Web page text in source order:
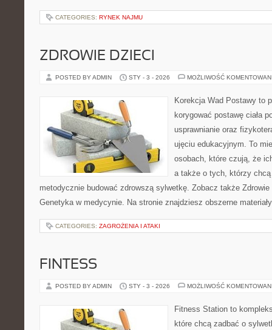
CATEGORIES: RYNEK NAJMU
ZDROWIE DZIECI
POSTED BY ADMIN STY - 3 - 2026 MOŻLIWOŚĆ
Korekcja Wad Postawy to
korygować postawę ciała
usprawnianie oraz
ujęciu edukacyjnym. To
osobach, które czują, że
a także o tych, którzy
metodycznie budować zdrowszą sylwetkę. Zobacz także
Genetyka w medycynie. Na stronie znajdziesz obszerne
CATEGORIES: ZAGROŻENIA I ATAKI
FINTESS
POSTED BY ADMIN STY - 3 - 2026 MOŻLIWOŚĆ
Fitness Station to
które chcą zadbać o